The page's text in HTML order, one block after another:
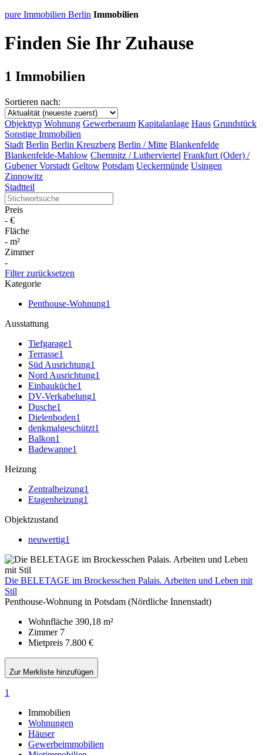
pure Immobilien Berlin Immobilien
Finden Sie Ihr Zuhause
1 Immobilien
Sortieren nach:
Objekttyp Wohnung Gewerberaum Kapitalanlage Haus Grundstück
Sonstige Immobilien
Stadt Berlin Berlin Kreuzberg Berlin / Mitte Blankenfelde
Blankenfelde-Mahlow Chemnitz / Lutherviertel Frankfurt (Oder) /
Gubener Vorstadt Geltow Potsdam Ueckermünde Usingen
Zinnowitz
Stadtteil
Preis
- €
Fläche
- m²
Zimmer
-
Filter zurücksetzen
Kategorie
Penthouse-Wohnung1
Ausstattung
Tiefgarage1
Terrasse1
Süd Ausrichtung1
Nord Ausrichtung1
Einbauküche1
DV-Verkabelung1
Dusche1
Dielenboden1
denkmalgeschützt1
Balkon1
Badewanne1
Heizung
Zentralheizung1
Etagenheizung1
Objektzustand
neuwertig1
Die BELETAGE im Brockesschen Palais. Arbeiten und Leben mit
Stil
Penthouse-Wohnung in Potsdam (Nördliche Innenstadt)
Wohnfläche 390,18 m²
Zimmer 7
Mietpreis 7.800 €
Zur Merkliste hinzufügen
1
Immobilien
Wohnungen
Häuser
Gewerbeimmobilien